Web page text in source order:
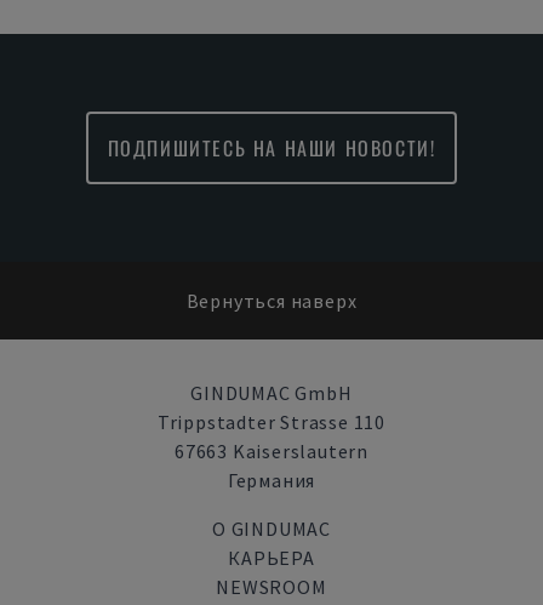
ПОДПИШИТЕСЬ НА НАШИ НОВОСТИ!
Вернуться наверх
GINDUMAC GmbH
Trippstadter Strasse 110
67663 Kaiserslautern
Германия
О GINDUMAC
КАРЬЕРА
NEWSROOM